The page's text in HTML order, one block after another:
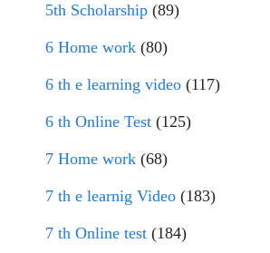
5th Scholarship (89)
6 Home work (80)
6 th e learning video (117)
6 th Online Test (125)
7 Home work (68)
7 th e learnig Video (183)
7 th Online test (184)